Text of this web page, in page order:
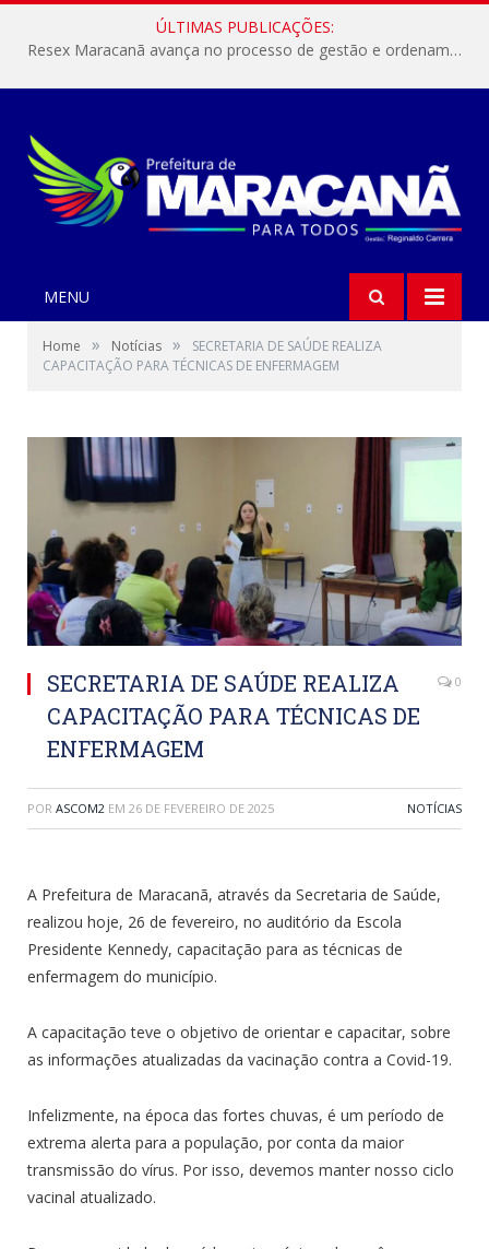
ÚLTIMAS PUBLICAÇÕES:
Resex Maracanã avança no processo de gestão e ordenamento do turismo em nossas áreas protegidas.
MENU
Home » Notícias »
SECRETARIA DE SAÚDE REALIZA
CAPACITAÇÃO PARA TÉCNICAS DE ENFERMAGEM
SECRETARIA DE SAÚDE REALIZA
CAPACITAÇÃO PARA TÉCNICAS DE
ENFERMAGEM
0
POR ASCOM2 EM 26 DE FEVEREIRO DE 2025 NOTÍCIAS
A Prefeitura de Maracanã, através da Secretaria de Saúde,
realizou hoje, 26 de fevereiro, no auditório da Escola
Presidente Kennedy, capacitação para as técnicas de
enfermagem do município.
A capacitação teve o objetivo de orientar e capacitar, sobre
as informações atualizadas da vacinação contra a Covid-19.
Infelizmente, na época das fortes chuvas, é um período de
extrema alerta para a população, por conta da maior
transmissão do vírus. Por isso, devemos manter nosso ciclo
vacinal atualizado.